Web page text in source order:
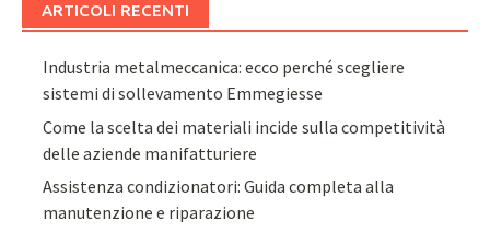
ARTICOLI RECENTI
Industria metalmeccanica: ecco perché scegliere
sistemi di sollevamento Emmegiesse
Come la scelta dei materiali incide sulla competitività
delle aziende manifatturiere
Assistenza condizionatori: Guida completa alla
manutenzione e riparazione